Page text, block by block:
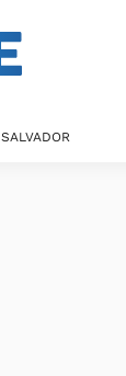
SALVADOR